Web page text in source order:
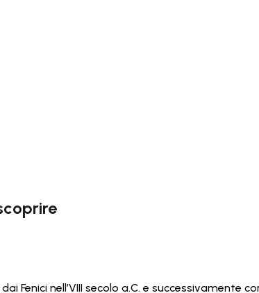
Fenici nell’VIII secolo a.C. e successivamente